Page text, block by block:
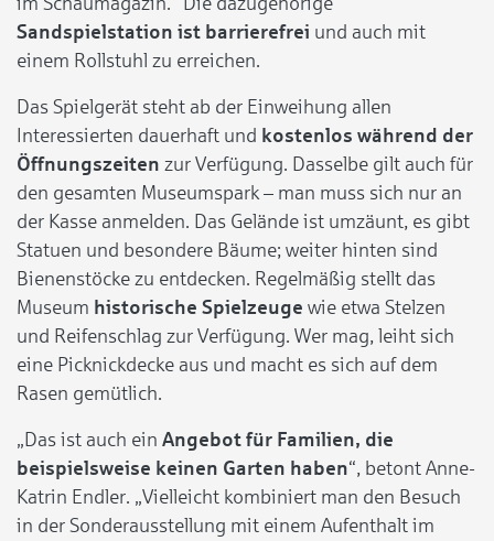
Sandspielstation ist barrierefrei und auch mit
einem Rollstuhl zu erreichen.
Das Spielgerät steht ab der Einweihung allen
Interessierten dauerhaft und kostenlos während der
Öffnungszeiten zur Verfügung. Dasselbe gilt auch für
den gesamten Museumspark – man muss sich nur an
der Kasse anmelden. Das Gelände ist umzäunt, es gibt
Statuen und besondere Bäume; weiter hinten sind
Bienenstöcke zu entdecken. Regelmäßig stellt das
Museum historische Spielzeuge wie etwa Stelzen
und Reifenschlag zur Verfügung. Wer mag, leiht sich
eine Picknickdecke aus und macht es sich auf dem
Rasen gemütlich.
„Das ist auch ein Angebot für Familien, die
beispielsweise keinen Garten haben“, betont Anne-
Katrin Endler. „Vielleicht kombiniert man den Besuch
in der Sonderausstellung mit einem Aufenthalt im